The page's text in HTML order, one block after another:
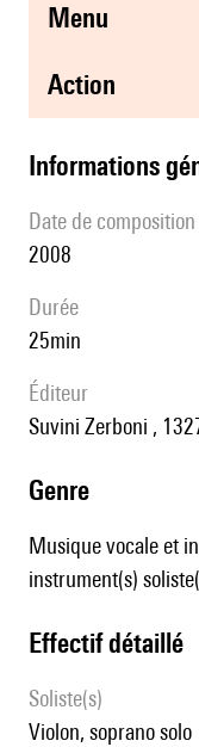
menu
action
informations
date de composition
2008
durée
25min
éditeur
Suvini Zerboni ,
genre
Musique vocale et
instrument(s)
effectif détaillé
Soliste(s)
violon, soprano solo